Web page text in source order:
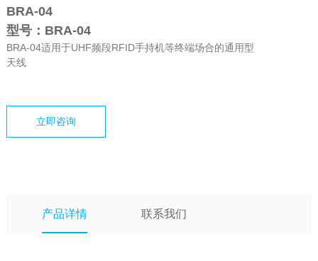
BRA-04
型号：BRA-04
BRA-04适用于UHF频段RFID手持机等终端场合的通用型
天线
立即咨询
产品详情 联系我们